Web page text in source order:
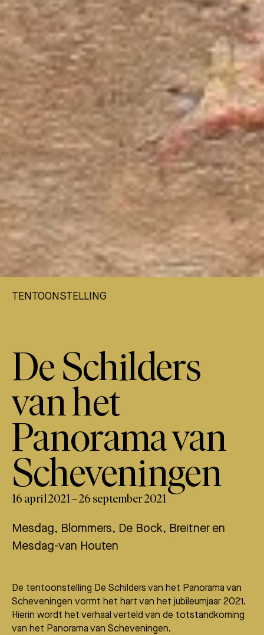
TENTOONSTELLING
De Schilders
van het
Panorama van
Scheveningen
16 april 2021 – 26 september 2021
Mesdag, Blommers, De Bock, Breitner en
Mesdag-van Houten
De tentoonstelling De Schilders van het Panorama van
Scheveningen vormt het hart van het jubileumjaar 2021.
Hierin wordt het verhaal verteld van de totstandkoming
van het Panorama van Scheveningen.